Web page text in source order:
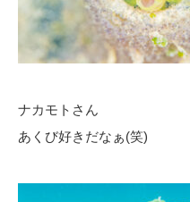
ナカモトさん
あくび好きだなぁ(笑)